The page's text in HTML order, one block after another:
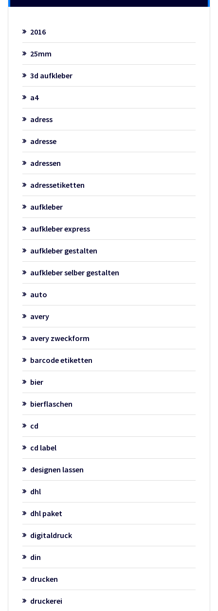
2016
25mm
3d aufkleber
a4
adress
adresse
adressen
adressetiketten
aufkleber
aufkleber express
aufkleber gestalten
aufkleber selber gestalten
auto
avery
avery zweckform
barcode etiketten
bier
bierflaschen
cd
cd label
designen lassen
dhl
dhl paket
digitaldruck
din
drucken
druckerei